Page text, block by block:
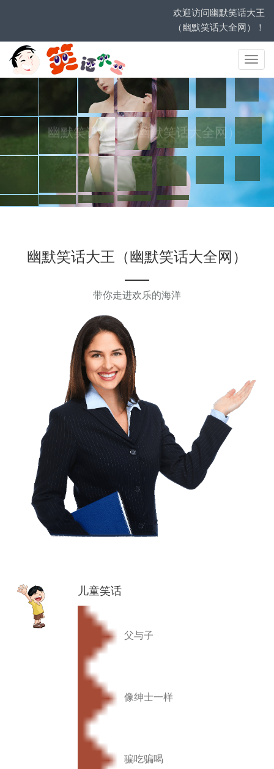
欢迎访问幽默笑话大王
（幽默笑话大全网）！
网
站
导
航
幽默笑话大 王（幽默笑话大全网
笑一笑 十年 少 笑口常 开 天天 开心快 乐
幽 默 笑 话大王 （幽默笑 话 大 全 网）
让你每天 笑哈哈
幽默笑话大王 幽默笑话大全网
幽默笑话大王（幽默笑话大全网）
带你走进欢乐的海洋
儿童笑话
父与子
像绅士一样
骗吃骗喝